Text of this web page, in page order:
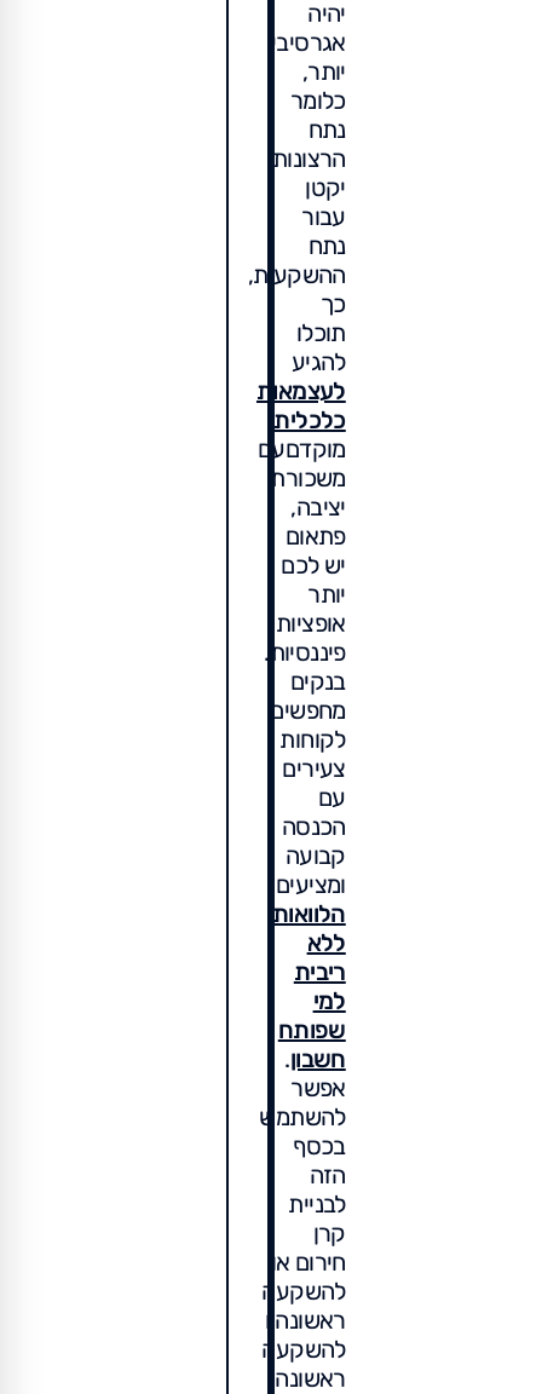
יהיה
אגרסיבי
יותר,
כלומר
נתח
הרצונות
יקטן
עבור
נתח
ההשקעות,
כך
תוכלו
להגיע
לעצמאות
כלכלית
מוקדםעם
משכורת
יציבה,
פתאום
יש לכם
יותר
אופציות
פיננסיות.
בנקים
מחפשים
לקוחות
צעירים
עם
הכנסה
קבועה
ומציעים
הלוואות
ללא
ריבית
למי
שפותח
חשבון.
אפשר
להשתמש
בכסף
הזה
לבניית
קרן
חירום או
להשקעה
ראשונה.ו
להשקעה
ראשונה.